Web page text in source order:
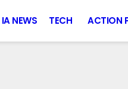
IA NEWS TECH ACTION